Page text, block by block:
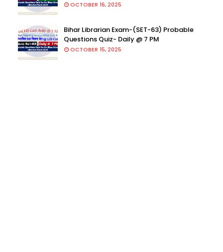
OCTOBER 16, 2025
Bihar Librarian Exam-(SET-63) Probable
Questions Quiz- Daily @ 7 PM
OCTOBER 15, 2025